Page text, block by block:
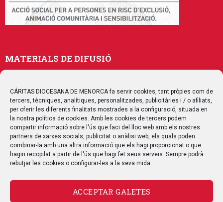
CÁRITAS DIOCESANA DE MENORCA fa servir cookies, tant pròpies com de
tercers, tècniques, analítiques, personalitzades, publicitàries i / o afiliats,
per oferir les diferents finalitats mostrades a la configuració, situada en
la nostra política de cookies. Amb les cookies de tercers podem
compartir informació sobre l'ús que faci del lloc web amb els nostres
partners de xarxes socials, publicitat o anàlisi web, els quals poden
combinar-la amb una altra informació que els hagi proporcionat o que
hagin recopilat a partir de l'ús que hagi fet seus serveis. Sempre podrà
rebutjar les cookies o configurar-les a la seva mida.
ACCEPTAR GALETES
MATERIALS DE DIFUSIÓ
Publicacions
Multimedia
SEGUEIX-NOS